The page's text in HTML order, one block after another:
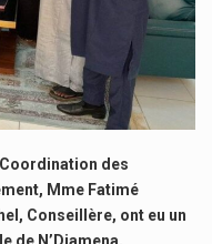
des
Mme Fatimé
Conseillère, ont eu un
de N’Djamena,